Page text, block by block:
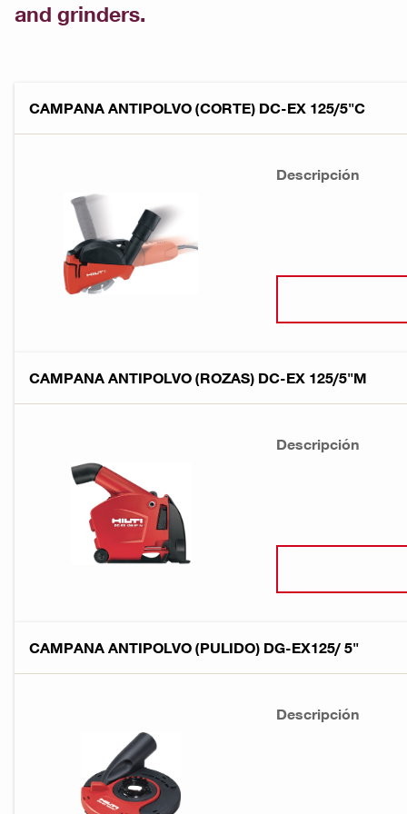
and grinders.
CAMPANA ANTIPOLVO (CORTE) DC-EX 125/5"C
Descripción
CAMPANA ANTIPOLVO (ROZAS) DC-EX 125/5"M
Descripción
CAMPANA ANTIPOLVO (PULIDO) DG-EX125/ 5"
Descripción